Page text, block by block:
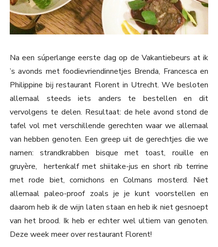
Na een súperlange eerste dag op de Vakantiebeurs at ik
’s avonds met foodievriendinnetjes Brenda, Francesca en
Philippine bij restaurant Florent in Utrecht. We besloten
allemaal steeds iets anders te bestellen en dit
vervolgens te delen. Resultaat: de hele avond stond de
tafel vol met verschillende gerechten waar we allemaal
van hebben genoten. Een greep uit de gerechtjes die we
namen: strandkrabben bisque met toast, rouille en
gruyère, hertenkalf met shiitake-jus en short rib terrine
met rode biet, cornichons en Colmans mosterd. Niet
allemaal paleo-proof zoals je je kunt voorstellen en
daarom heb ik de wijn laten staan en heb ik niet gesnoept
van het brood. Ik heb er echter wel ultiem van genoten.
Deze week meer over restaurant Florent!